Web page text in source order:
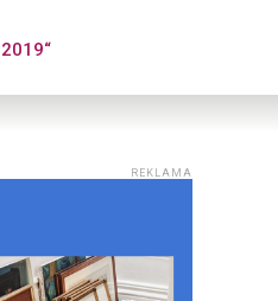
REKLAMA